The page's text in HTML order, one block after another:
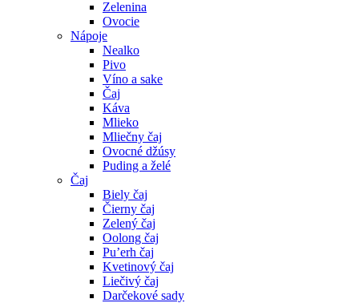
Zelenina
Ovocie
Nápoje
Nealko
Pivo
Víno a sake
Čaj
Káva
Mlieko
Mliečny čaj
Ovocné džúsy
Puding a želé
Čaj
Biely čaj
Čierny čaj
Zelený čaj
Oolong čaj
Pu’erh čaj
Kvetinový čaj
Liečivý čaj
Darčekové sady